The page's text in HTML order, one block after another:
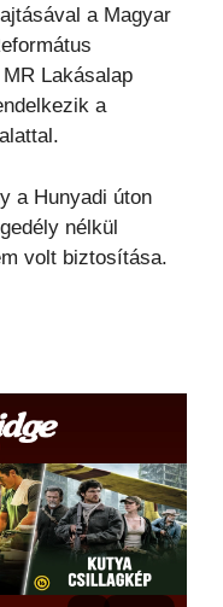
a Magyar
Lakásalap
a
a Hunyadi úton
nélkül
volt biztosítása.